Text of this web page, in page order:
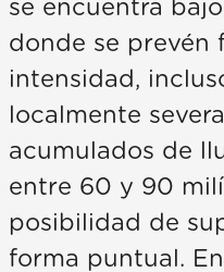
se encuentra
donde se prevén
intensidad,
localmente
acumulados de
entre 60 y 90
posibilidad de
forma puntual.